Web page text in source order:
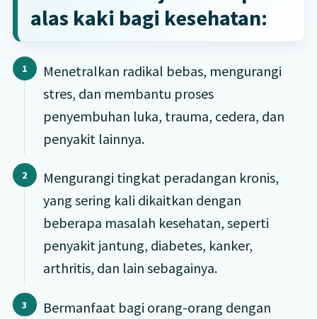
alas kaki bagi kesehatan:
Menetralkan radikal bebas, mengurangi
stres, dan membantu proses
penyembuhan luka, trauma, cedera, dan
penyakit lainnya.
Mengurangi tingkat peradangan kronis,
yang sering kali dikaitkan dengan
beberapa masalah kesehatan, seperti
penyakit jantung, diabetes, kanker,
arthritis, dan lain sebagainya.
Bermanfaat bagi orang-orang dengan